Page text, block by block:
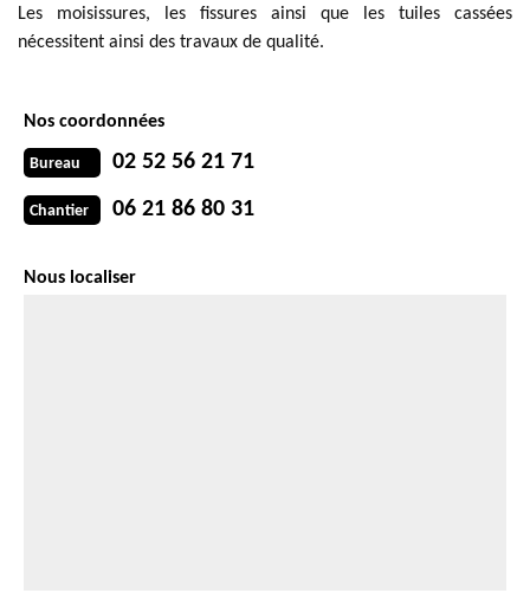
Les moisissures, les fissures ainsi que les tuiles cassées
nécessitent ainsi des travaux de qualité.
Nos coordonnées
Bureau 02 52 56 21 71
Chantier 06 21 86 80 31
Nous localiser